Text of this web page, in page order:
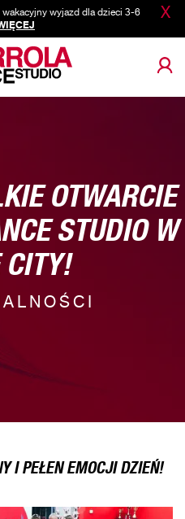
X
wyjazd dla dzieci 3-6
OTWARCIE
STUDIO W
I PEŁEN EMOCJI DZIEŃ!